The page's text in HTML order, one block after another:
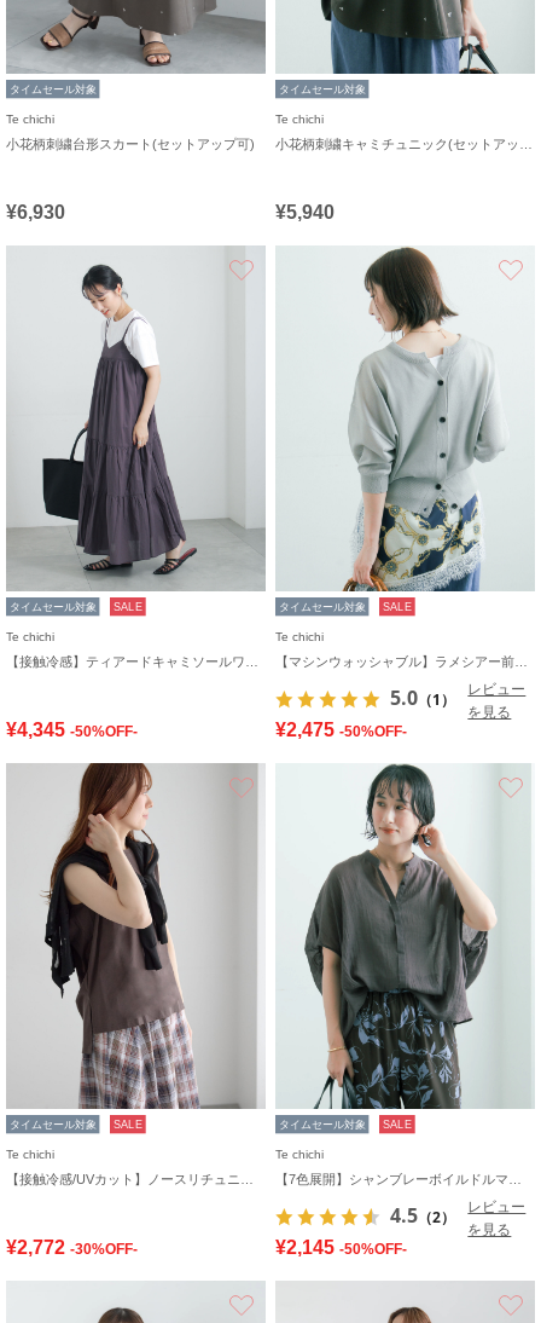
タイムセール対象
Te chichi
小花柄刺繍台形スカート(セットアップ可)
¥6,930
タイムセール対象
Te chichi
¥5,940
タイムセール対象 SALE
Te chichi
¥4,345 -50%OFF-
タイムセール対象 SALE
Te chichi
5.0 （1）
レビュー
を見る
¥2,475 -50%OFF-
タイムセール対象 SALE
Te chichi
¥2,772 -30%OFF-
タイムセール対象 SALE
Te chichi
4.5 （2）
レビュー
を見る
¥2,145 -50%OFF-